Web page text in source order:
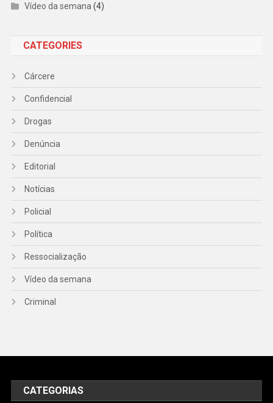
Vídeo da semana (4)
CATEGORIES
Cárcere
Confidencial
Drogas
Denúncia
Editorial
Notícias
Policial
Política
Ressocialização
Vídeo da semana
Criminal
CATEGORIAS